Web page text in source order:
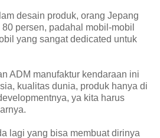
desain produk, orang Jepang
persen, padahal mobil-mobil
yang sangat dedicated untuk
ADM manufaktur kendaraan ini
kualitas dunia, produk hanya di
ya kita harus
lagi yang bisa membuat dirinya